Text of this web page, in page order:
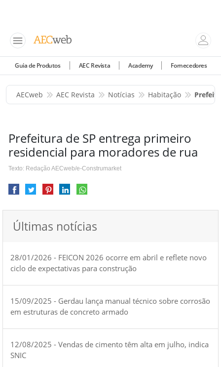
Guia de Produtos AEC Revista Academy Fornecedores
AECweb AEC Revista Notícias Habitação
Prefeitura de SP entrega primeiro
residencial para moradores de rua
Texto: Redação AECweb/e-Construmarket
Últimas notícias
28/01/2026 - FEICON 2026 ocorre em abril e reflete novo
ciclo de expectativas para construção
15/09/2025 - Gerdau lança manual técnico sobre corrosão
em estruturas de concreto armado
12/08/2025 - Vendas de cimento têm alta em julho, indica
SNIC